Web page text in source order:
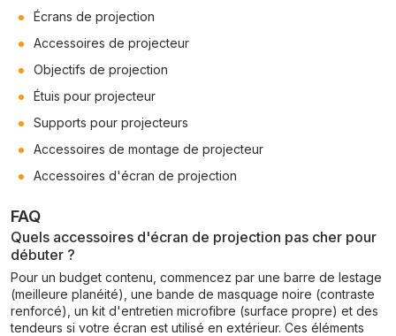
Écrans de projection
Accessoires de projecteur
Objectifs de projection
Étuis pour projecteur
Supports pour projecteurs
Accessoires de montage de projecteur
Accessoires d'écran de projection
FAQ
Quels accessoires d'écran de projection pas cher pour
débuter ?
Pour un budget contenu, commencez par une barre de lestage
(meilleure planéité), une bande de masquage noire (contraste
renforcé), un kit d'entretien microfibre (surface propre) et des
tendeurs si votre écran est utilisé en extérieur. Ces éléments